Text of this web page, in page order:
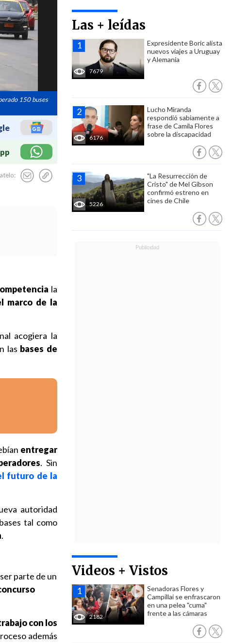
150 buses
Las + leídas
7679
Expresidente Boric alista
nuevos viajes a Uruguay
y Alemania
6176
Lucho Miranda
respondió sabiamente a
frase de Camila Flores
sobre la discapacidad
5226
"La Resurrección de
Cristo" de Mel Gibson
confirmó estreno en
cines de Chile
Videos + Vistos
2182
Senadoras Flores y
Campillai se enfrascaron
en una pelea "cuma"
frente a las cámaras
la
marco de la
acogiera la
las bases de
entregar
. Sin
futuro de la
autoridad
tal como
.
parte de un
con los
además